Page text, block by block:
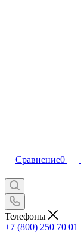
Сравнение0
Телефоны
+7 (800) 250 70 01